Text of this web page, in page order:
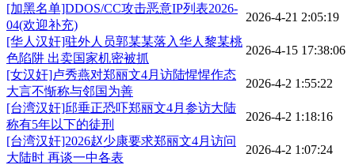
[加黑名单]DDOS/CC攻击恶意IP列表2026-
04(欢迎补充)
2026-4-21 2:05:19
[华人汉奸]驻外人员郭某某落入华人黎某桃
色陷阱 出卖国家机密被抓
2026-4-15 17:38:06
[女汉奸]卢秀燕对郑丽文4月访陆惺惺作态
大言不惭称与邻国为善
2026-4-2 1:55:22
[台湾汉奸]邱垂正恐吓郑丽文4月参访大陆
称有5年以下的徒刑
2026-4-2 1:18:16
[台湾汉奸]2026赵少康要求郑丽文4月访问
大陆时 再谈一中各表
2026-4-2 1:07:24